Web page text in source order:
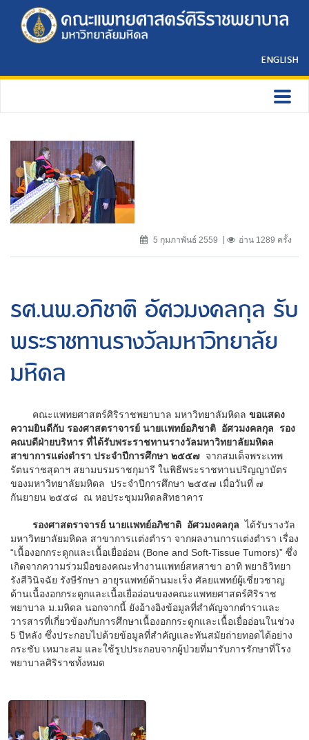
ENGLISH
5 กุมภาพันธ์ 2559 อ่าน 1289 ครั้ง
รศ.นพ.อภิชาติ อัศวมงคลกุล รับ
พระราชทานรางวัลมหาวิทยาลัย
มหิดล
คณะแพทยศาสตร์ศิริราชพยาบาล มหาวิทยาลัมหิดล ขอแสดง
ความยินดีกับ รองศาสตราจารย์ นายเเพทย์อภิชาติ อัศวมงคลกุล รอง
คณบดีฝ่ายบริหาร ที่ได้รับพระราชทานรางวัลมหาวิทยาลัยมหิดล
สาขาการแต่งตำรา ประจำปีการศึกษา ๒๕๕๗ จากสมเด็จพระเทพ
รัตนราชสุดาฯ สยามบรมราชกุมารี ในพิธีพระราชทานปริญญาบัตร
ของมหาวิทยาลัยมหิดล ประจำปีการศึกษา ๒๕๕๗ เมื่อวันที่ ๗
กันยายน ๒๕๕๘ ณ หอประชุมมหิดลสิทธาคาร
รองศาสตราจารย์ นายเเพทย์อภิชาติ อัศวมงคลกุล ได้รับรางวัล
มหาวิทยาลัยมหิดล สาขาการเเต่งตำรา จากผลงานการแต่งตำรา เรื่อง
“เนื้องอกกระดูกและเนื้อเยื่ออ่อน (Bone and Soft-Tissue Tumors)” ซึ่ง
เกิดจากความร่วมมือของคณะทำงานแพทย์สหสาขา อาทิ พยาธิวิทยา
รังสีวินิจฉัย รังษีรักษา อายุรแพทย์ด้านมะเร็ง ศัลยแพทย์ผู้เชี่ยวชาญ
ด้านเนื้องอกกระดูกและเนื้อเยื่ออ่อนของคณะแพทยศาสตร์ศิริราช
พยาบาล ม.มหิดล นอกจากนี้ ยังอ้างอิงข้อมูลที่สำคัญจากตำราและ
วารสารที่เกี่ยวข้องกับการศึกษาเนื้องอกกระดูกและเนื้อเยื่ออ่อนในช่วง
5 ปีหลัง ซึ่งประกอบไปด้วยข้อมูลที่สำคัญและทันสมัยถ่ายทอดได้อย่าง
กระชับ เหมาะสม และใช้รูปประกอบจากผู้ป่วยที่มารับการรักษาที่โรง
พยาบาลศิริราชทั้งหมด